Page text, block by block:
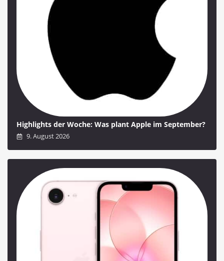
Highlights der Woche: Was plant Apple im September?
9. August 2026